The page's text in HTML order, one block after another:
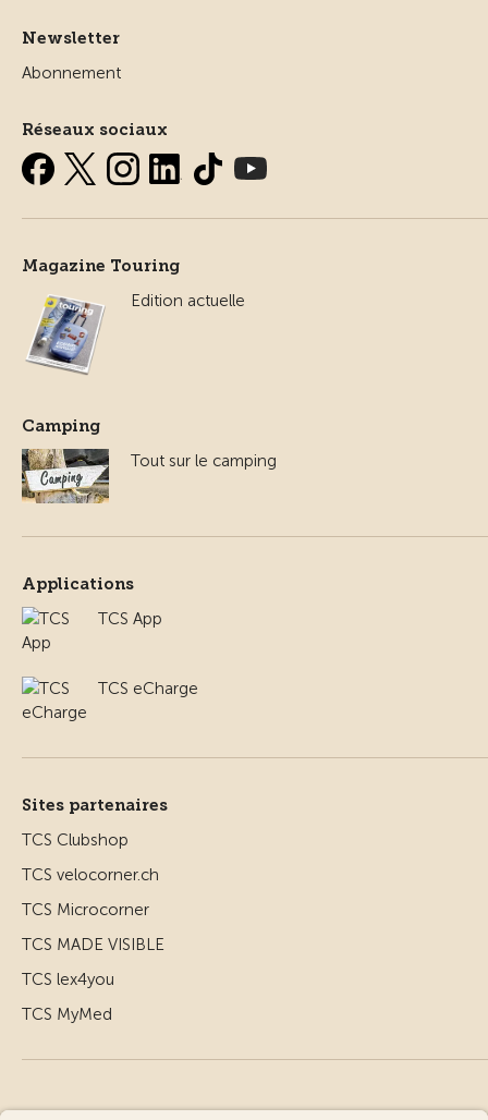
Newsletter
Abonnement
Réseaux sociaux
Magazine Touring
Edition actuelle
Camping
Tout sur le camping
Applications
TCS App
TCS eCharge
Sites partenaires
TCS Clubshop
TCS velocorner.ch
TCS Microcorner
TCS MADE VISIBLE
TCS lex4you
TCS MyMed